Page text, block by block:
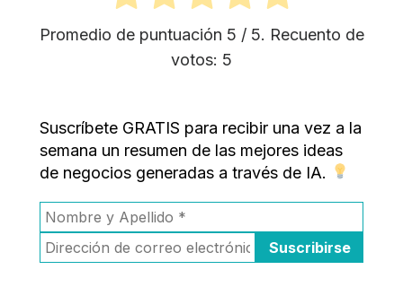
Promedio de puntuación 5 / 5. Recuento de
votos: 5
Suscríbete GRATIS para recibir una vez a la
semana un resumen de las mejores ideas
de negocios generadas a través de IA.